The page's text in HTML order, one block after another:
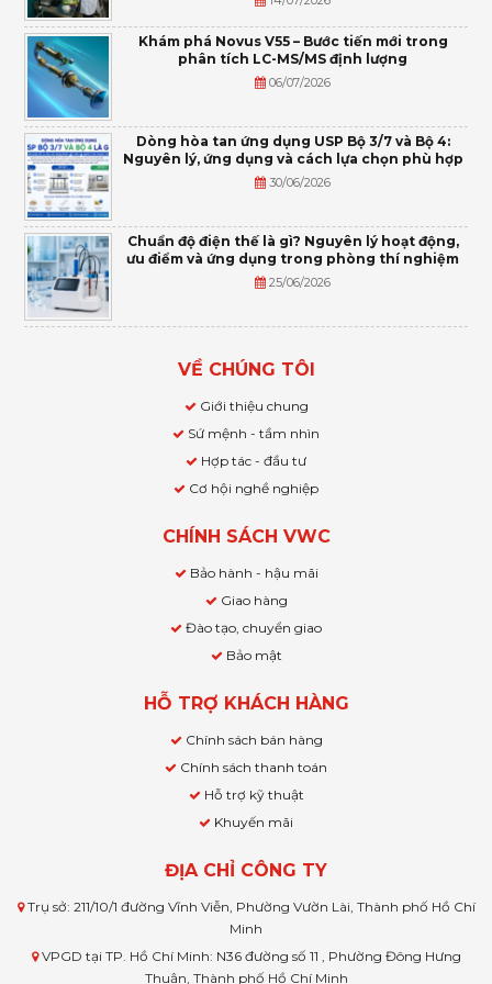
Khám phá Novus V55 – Bước tiến mới trong
phân tích LC-MS/MS định lượng
06/07/2026
Dòng hòa tan ứng dụng USP Bộ 3/7 và Bộ 4:
Nguyên lý, ứng dụng và cách lựa chọn phù hợp
30/06/2026
Chuẩn độ điện thế là gì? Nguyên lý hoạt động,
ưu điểm và ứng dụng trong phòng thí nghiệm
25/06/2026
VỀ CHÚNG TÔI
Giới thiệu chung
Sứ mệnh - tầm nhìn
Hợp tác - đầu tư
Cơ hội nghề nghiệp
CHÍNH SÁCH VWC
Bảo hành - hậu mãi
Giao hàng
Đào tạo, chuyển giao
Bảo mật
HỖ TRỢ KHÁCH HÀNG
Chính sách bán hàng
Chính sách thanh toán
Hỗ trợ kỹ thuật
Khuyến mãi
ĐỊA CHỈ CÔNG TY
Trụ sở: 211/10/1 đường Vĩnh Viễn, Phường Vườn Lài, Thành phố Hồ Chí
Minh
VPGD tại TP. Hồ Chí Minh: N36 đường số 11 , Phường Đông Hưng
Thuận, Thành phố Hồ Chí Minh